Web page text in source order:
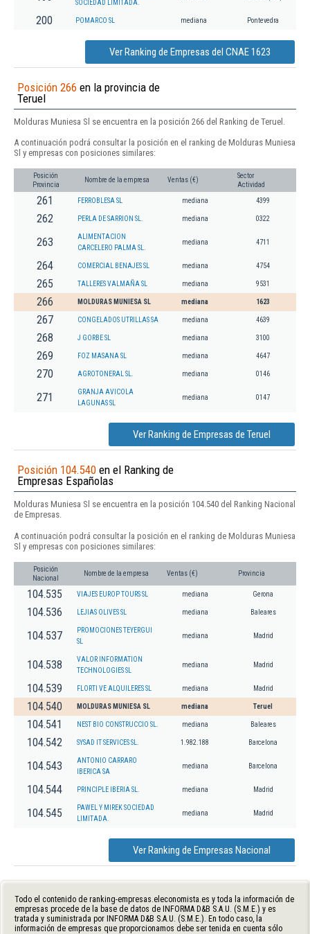
SOCIEDAD LIMITADA.
200 POMARCO SL mediana Pontevedra
Ver Ranking de Empresas del CNAE 1623
Posición 266 en la provincia de
Teruel
Molduras Muniesa Sl se encuentra en la posición 266 del Ranking de Teruel.
A continuación podrá consultar la posición en el ranking de Molduras Muniesa
Sl y empresas con posiciones similares:
Posición
Provincia
Nombre de la empresa Ventas (€)
Sector
Actividad
261 FERROBLESA SL mediana 4399
262 PERLA DE SARRION SL. mediana 0322
263
ALIMENTACION
CARCELERO PALMA SL.
mediana 4711
264 COMERCIAL BENAJES SL mediana 4754
265 TALLERES VALMAÑA SL mediana 9531
266 MOLDURAS MUNIESA SL mediana 1623
267 CONGELADOS UTRILLAS SA mediana 4639
268 J GORBE SL mediana 3100
269 FOZ MASANA SL mediana 4647
270 AGROTONERAL SL. mediana 0146
271
GRANJA AVICOLA
LAGUNAS SL
mediana 0147
Ver Ranking de Empresas de Teruel
Posición 104.540 en el Ranking de
Empresas Españolas
Molduras Muniesa Sl se encuentra en la posición 104.540 del Ranking Nacional
de Empresas.
A continuación podrá consultar la posición en el ranking de Molduras Muniesa
Sl y empresas con posiciones similares:
Posición
Nacional
Nombre de la empresa Ventas (€) Provincia
104.535 VIAJES EUROP TOURS SL mediana Gerona
104.536 LEJIAS OLIVES SL mediana Baleares
104.537
PROMOCIONES TEYERGUI
SL
mediana Madrid
104.538
VALOR INFORMATION
TECHNOLOGIES SL
mediana Madrid
104.539 FLORTI VE ALQUILERES SL mediana Madrid
104.540 MOLDURAS MUNIESA SL mediana Teruel
104.541 NEST BIO CONSTRUCCIO SL. mediana Baleares
104.542 SYSAD IT SERVICES SL. 1.982.188 Barcelona
104.543
ANTONIO CARRARO
IBERICA SA
mediana Barcelona
104.544 PRINCIPLE IBERIA SL. mediana Madrid
104.545
PAWEL Y MIREK SOCIEDAD
LIMITADA.
mediana Madrid
Ver Ranking de Empresas Nacional
Todo el contenido de ranking-empresas.eleconomista.es y toda la información de
empresas procede de la base de datos de INFORMA D&B S.A.U. (S.M.E.) y es
tratada y suministrada por INFORMA D&B S.A.U. (S.M.E.). En todo caso, la
información de empresas que proporcionamos debe ser tenida en cuenta sólo